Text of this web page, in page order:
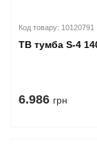
Код товару: 10120791
ТВ тумба S-4
6.986 грн